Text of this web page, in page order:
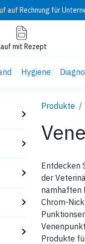
auf Rechnung für
mit Rezept
Hygiene
Produkte
Entdecken
der
namhaften
Chrom-
Produkte